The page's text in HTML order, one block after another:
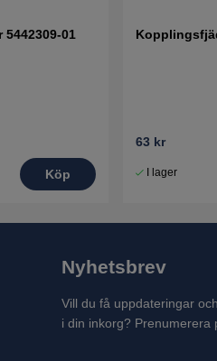
01
Köp
63 kr
I lager
Nyhetsbrev
Vill du få uppdateringar
i din inkorg? Prenumerera